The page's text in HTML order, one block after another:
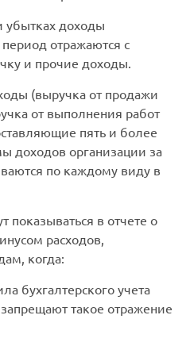
убытках доходы
отражаются с
и прочие доходы.
(выручка от продажи
от выполнения работ
пять и более
доходов организации за
по каждому виду в
показываться в отчете о
расходов,
когда:
бухгалтерского учета
такое отражение